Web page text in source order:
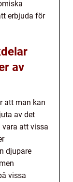
erbjuda för
av
att man kan
av det
vara att vissa
djupare
vissa